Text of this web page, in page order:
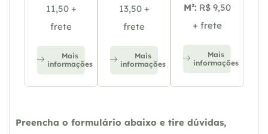
11,50 +
frete
Mais
informações
13,50 +
frete
Mais
informações
M²: R$ 9,50
+ frete
Mais
informações
Preencha o formulário abaixo e tire dúvidas,